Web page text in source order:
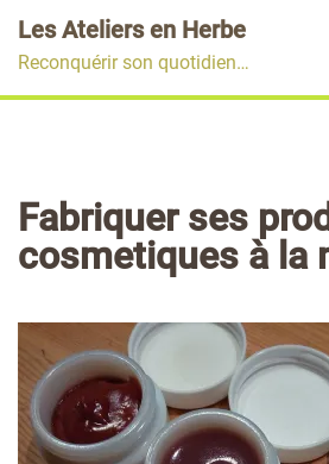
au
contenu
Les Ateliers en Herbe
Reconquérir son quotidien…
Fabriquer ses
cosmetiques à la